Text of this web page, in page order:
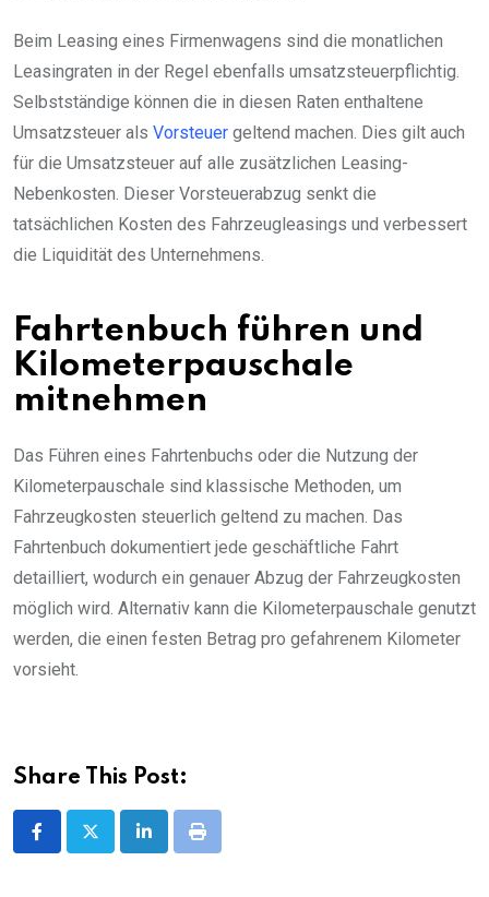
Beim Leasing eines Firmenwagens sind die monatlichen
Leasingraten in der Regel ebenfalls umsatzsteuerpflichtig.
Selbstständige können die in diesen Raten enthaltene
Umsatzsteuer als Vorsteuer geltend machen. Dies gilt auch
für die Umsatzsteuer auf alle zusätzlichen Leasing-
Nebenkosten. Dieser Vorsteuerabzug senkt die
tatsächlichen Kosten des Fahrzeugleasings und verbessert
die Liquidität des Unternehmens.
Fahrtenbuch führen und
Kilometerpauschale
mitnehmen
Das Führen eines Fahrtenbuchs oder die Nutzung der
Kilometerpauschale sind klassische Methoden, um
Fahrzeugkosten steuerlich geltend zu machen. Das
Fahrtenbuch dokumentiert jede geschäftliche Fahrt
detailliert, wodurch ein genauer Abzug der Fahrzeugkosten
möglich wird. Alternativ kann die Kilometerpauschale genutzt
werden, die einen festen Betrag pro gefahrenem Kilometer
vorsieht.
Share This Post:
LinkedInPrint